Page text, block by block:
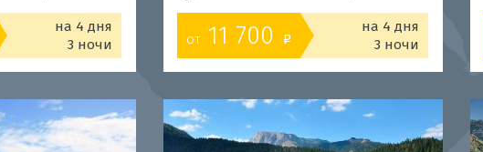
на 4 дня
3 ночи
от 11 700 o
на 4 дня
3 ночи